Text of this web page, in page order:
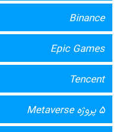
Binance
Epic Games
Tencent
5 پروژه Metaverse